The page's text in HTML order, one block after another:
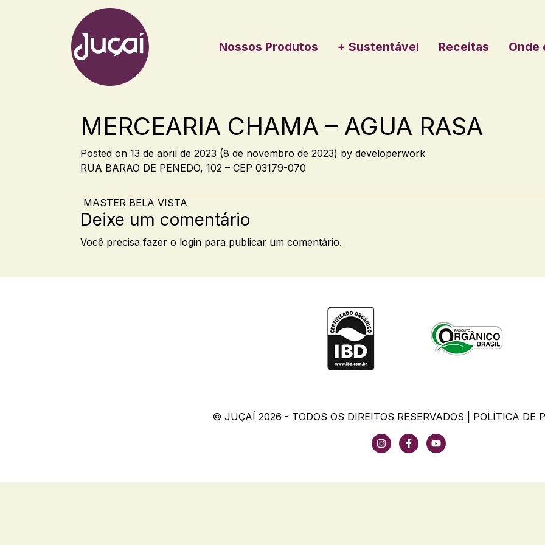
Main Navigation Nossos Produtos + Sustentável Receitas Onde
MERCEARIA CHAMA – AGUA RASA
Posted on 13 de abril de 2023 (8 de novembro de 2023) by developerwork
RUA BARAO DE PENEDO, 102 – CEP 03179-070
Post navigation
MASTER BELA VISTA
Deixe um comentário
Você precisa fazer o login para publicar um comentário.
© JUÇAÍ 2026 - TODOS OS DIREITOS RESERVADOS | POLÍTICA DE